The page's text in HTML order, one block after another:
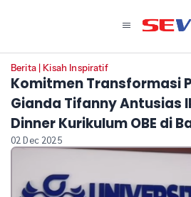
Berita| Kisah Inspiratif
Komitmen Transformasi
Gianda Tifanny Antusias
Dinner Kurikulum OBE di
02 Dec 2025